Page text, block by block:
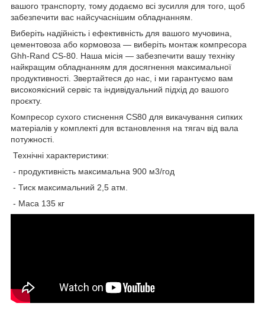
вашого транспорту, тому додаємо всі зусилля для того, щоб
забезпечити вас найсучаснішим обладнанням.
Виберіть надійність і ефективність для вашого мучовина,
цементовоза або кормовоза — виберіть монтаж компресора
Ghh-Rand CS-80. Наша місія — забезпечити вашу техніку
найкращим обладнанням для досягнення максимальної
продуктивності. Звертайтеся до нас, і ми гарантуємо вам
високоякісний сервіс та індивідуальний підхід до вашого
проєкту.
Компресор сухого стиснення CS80 для викачування сипких
матеріалів у комплекті для встановлення на тягач від вала
потужності.
Технічні характеристики:
- продуктивність максимальна 900 м3/год
- Тиск максимальний 2,5 атм.
- Маса 135 кг